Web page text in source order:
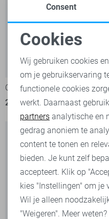
-9%
Only T-shirt
20,00 21,99
Noodzakelijke cookies
Personalisatie
Analytische cookies
Marketing cookies
Consent
Cookies
Wij gebruiken cookies
om je gebruikservaring
functionele cookies
werkt. Daarnaast
partners analytische en
gedrag anoniem te
content te tonen en
bieden. Je kunt zelf
accepteert. Klik op
kies "Instellingen" om je
Wil je alleen
"Weigeren". Meer weten?